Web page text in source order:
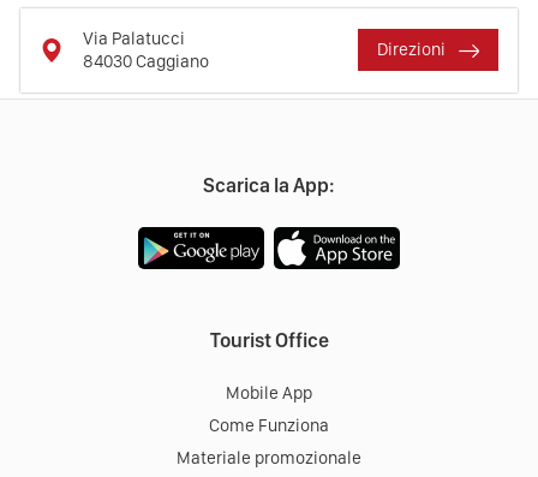
Via Palatucci
84030Caggiano
Direzioni
Scarica la App:
Tourist Office
Mobile App
Come Funziona
Materiale promozionale